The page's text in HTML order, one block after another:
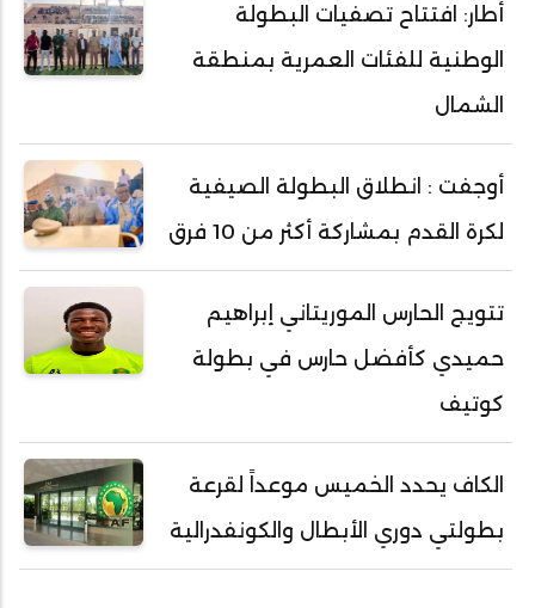
أطار: افتتاح تصفيات البطولة
الوطنية للفئات العمرية بمنطقة
الشمال
أوجفت : انطلاق البطولة الصيفية
لكرة القدم بمشاركة أكثر من 10 فرق
تتويج الحارس الموريتاني إبراهيم
حميدي كأفضل حارس في بطولة
كوتيف
الكاف يحدد الخميس موعداً لقرعة
بطولتي دوري الأبطال والكونفدرالية